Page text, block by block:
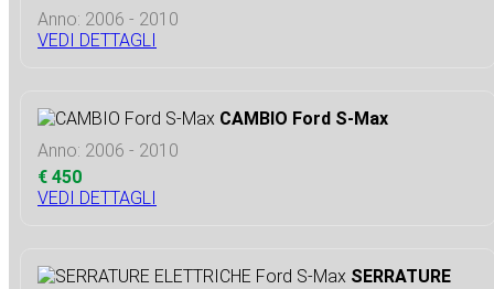
Anno: 2006 - 2010
VEDI DETTAGLI
CAMBIO Ford S-Max
Anno: 2006 - 2010
€ 450
VEDI DETTAGLI
SERRATURE